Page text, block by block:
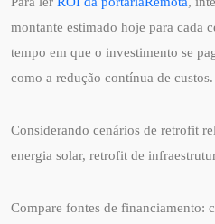
montante estimado hoje para cada
tempo em que o investimento se
como a redução contínua de custos.
Considerando cenários de retrofit
energia solar, retrofit de
Compare fontes de financiamento: